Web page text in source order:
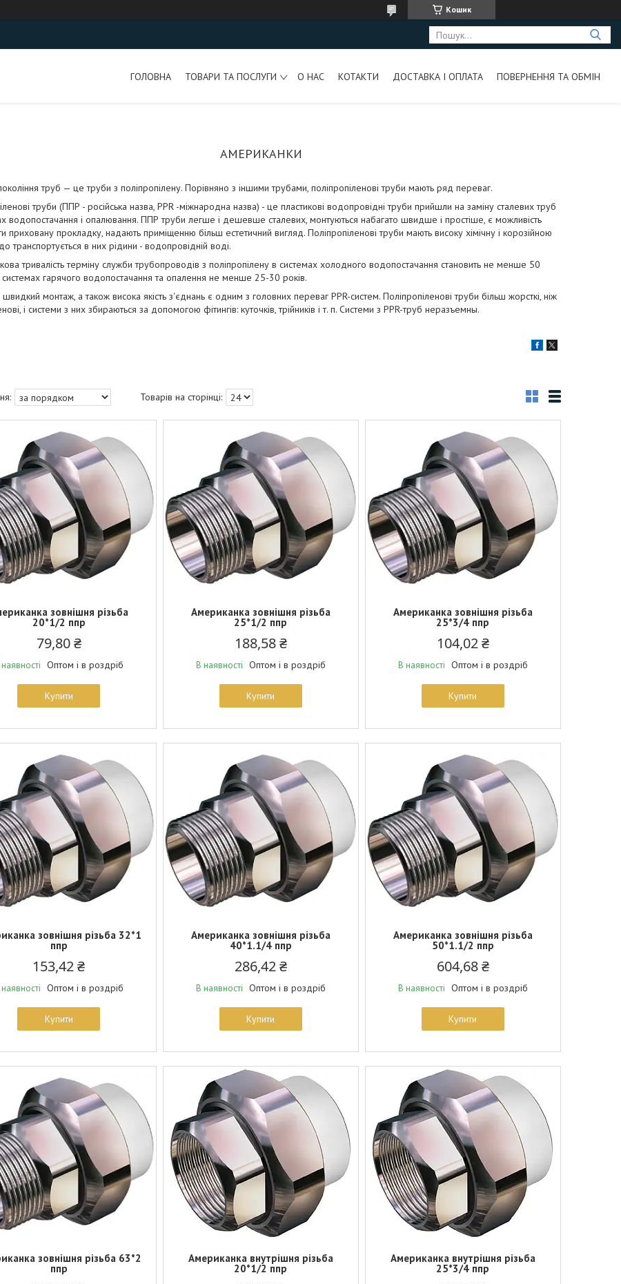
Кошик
ГОЛОВНА ТОВАРИ ТА ПОСЛУГИ О НАС КОТАКТИ ДОСТАВКА І ОПЛАТА ПОВЕРНЕННЯ ТА ОБМІН
АМЕРИКАНКИ
труб — це труби з поліпропілену. Порівняно з іншими трубами, поліпропіленові труби мають ряд переваг.
труби (ППР - російська назва, PPR -міжнародна назва) - це пластикові водопровідні труби прийшли на заміну сталевих труб
водопостачання і опалювання. ППР труби легше і дешевше сталевих, монтуються набагато швидше і простіше, є можливість
приховану прокладку, надають приміщенню більш естетичний вигляд. Поліпропіленові труби мають високу хімічну і корозійною
до транспортується в них рідини - водопровідній воді.
тривалість терміну служби трубопроводів з поліпропілену в системах холодного водопостачання становить не менше 50
системах гарячого водопостачання та опалення не менше 25-30 років.
швидкий монтаж, а також висока якість з'єднань є одним з головних переваг PPR-систем. Поліпропіленові труби більш жорсткі, ніж
і системи з них збираються за допомогою фітингів: куточків, трійників і т. п. Системи з РРR-труб неразъемны.
зовнішня різьба
20*1/2 ппр
79,80 ₴
Оптом і в роздріб
Купити
Американка зовнішня різьба
25*1/2 ппр
188,58 ₴
В наявності Оптом і в роздріб
Купити
Американка зовнішня різьба
25*3/4 ппр
104,02 ₴
В наявності Оптом і в роздріб
Купити
зовнішня різьба 32*1
ппр
153,42 ₴
Оптом і в роздріб
Купити
Американка зовнішня різьба
40*1.1/4 ппр
286,42 ₴
В наявності Оптом і в роздріб
Купити
Американка зовнішня різьба
50*1.1/2 ппр
604,68 ₴
В наявності Оптом і в роздріб
Купити
зовнішня різьба 63*2
ппр
Американка внутрішня різьба
20*1/2 ппр
Американка внутрішня різьба
25*3/4 ппр